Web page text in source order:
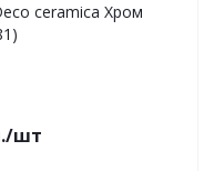
ceramica Хром
/шт